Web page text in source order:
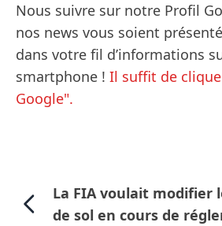
Nous suivre sur notre Profil
nos news vous soient
dans votre fil d’informations
smartphone ! Il suffit de
Google".
La FIA voulait modifier
de sol en cours de